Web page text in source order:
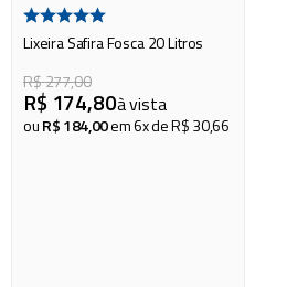
Lixeira Safira Fosca 20 Litros
R$277,00
R$ 174,80à vista
ouR$184,00em6x deR$30,66
6º caixa térmica
8 º piscina
cadeira praia